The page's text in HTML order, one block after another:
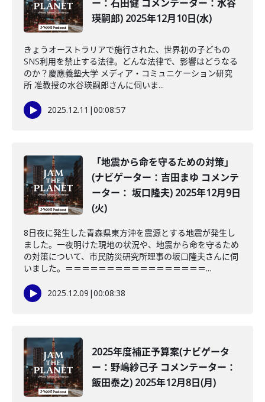
ー：石田健 コメンテーター：水谷
瑛嗣郎) 2025年12月10日(水)
きょうオーストラリアで施行された、世界初の子どもの
SNS利用を禁止する法律。どんな法律で、影響はどうなる
のか？慶應義塾大学 メディア・コミュニケーション研究
所 准教授の水谷瑛嗣郎さんに伺いま...
2025.12.11 |00:08:57
「地震から命を守るための対策」
(ナビゲーター：吉田まゆ コメンテ
ーター： 坂口隆夫) 2025年12月9日
(火)
8日夜に発生した青森県東方沖を震源とする地震が発生し
ました。一夜明けた現地の状況や、地震から命を守るため
の対策について、市民防災研究所理事の坂口隆夫さんに伺
いました。＝＝＝＝＝＝＝＝＝＝＝＝＝＝＝＝＝...
2025.12.09 |00:08:38
2025年度補正予算案(ナビゲータ
ー：野嶋紗己子 コメンテーター：
飯田泰之) 2025年12月8日(月)